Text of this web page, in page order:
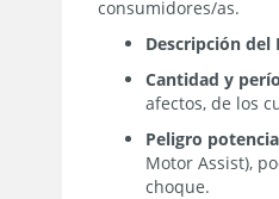
consumidores/as.
Descripción del
Cantidad y
afectos, de los
Peligro
Motor Assist),
choque.